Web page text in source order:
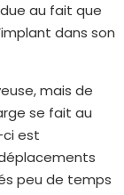
au fait que
dans son
mais de
se fait au
ci est
peu de temps